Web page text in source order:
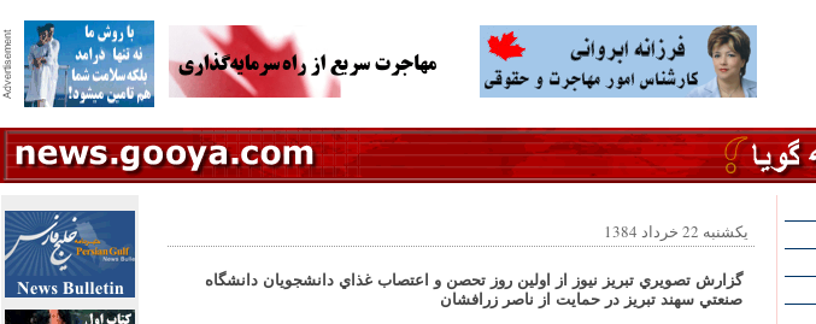
یکشنبه 22 خرداد 1384
گزارش تصويري تبريز نيوز از اولين روز تحصن و اعتصاب غذاي دانشجويان دانشگاه
صنعتي سهند تبريز در حمايت از ناصر زرافشان